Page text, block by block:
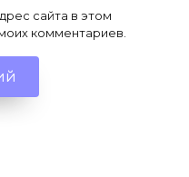
сайта в этом
комментариев.